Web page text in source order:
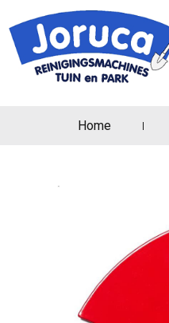
Home